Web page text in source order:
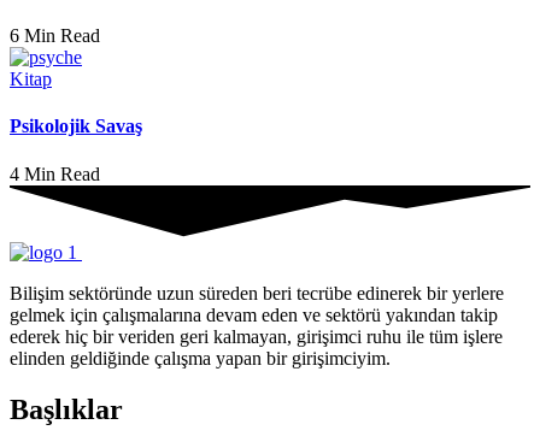
6 Min Read
Kitap
Psikolojik Savaş
4 Min Read
Bilişim sektöründe uzun süreden beri tecrübe edinerek bir yerlere
gelmek için çalışmalarına devam eden ve sektörü yakından takip
ederek hiç bir veriden geri kalmayan, girişimci ruhu ile tüm işlere
elinden geldiğinde çalışma yapan bir girişimciyim.
Başlıklar